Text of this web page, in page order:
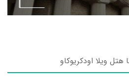
ویلا اودکریوکاو